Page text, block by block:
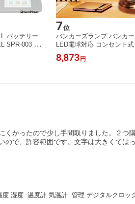
バッテリー
SPR-003 バ
済 2200mAh
テンドー 互
7位
バンカーズランプ バンカー
LED電球対応 コンセント
テーブルランプ おしゃれ
ク 北欧 かわいい レトロ モ
8,873 円
かったので少し手間取りました。２つ
で、許容範囲です。文字は大きくては
湿度  温度計 気温計  管理 デジタルクロッ